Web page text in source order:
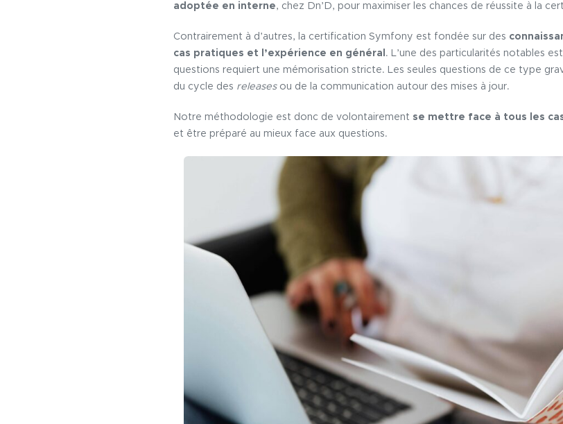
adoptée en interne, chez Dn’D, pour maximiser les chances de réussite à la
Contrairement à d’autres, la certification Symfony est fondée sur des
cas pratiques et l’expérience en général . L’une des particularités notables
questions requiert une mémorisation stricte. Les seules questions de ce type
du cycle des releasesou de la communication autour des mises à jour.
Notre méthodologie est donc de volontairement se mettre face à tous les
et être préparé au mieux face aux questions.